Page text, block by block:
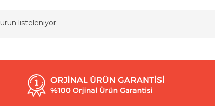
ürün listeleniyor.